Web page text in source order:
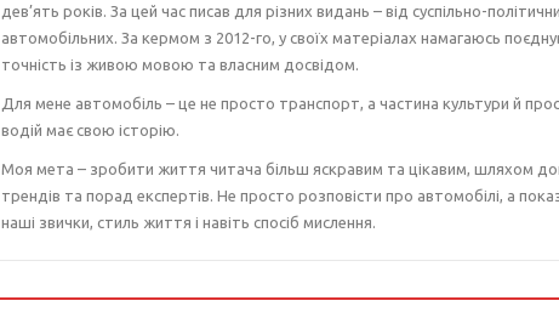
дев’ять років. За цей час писав для різних видань – від суспільно-
автомобільних. За кермом з 2012-го, у своїх матеріалах намагаюсь
точність із живою мовою та власним досвідом.
Для мене автомобіль – це не просто транспорт, а частина культури й
водій має свою історію.
Моя мета – зробити життя читача більш яскравим та цікавим, шляхом
трендів та порад експертів. Не просто розповісти про автомобілі, а
наші звички, стиль життя і навіть спосіб мислення.